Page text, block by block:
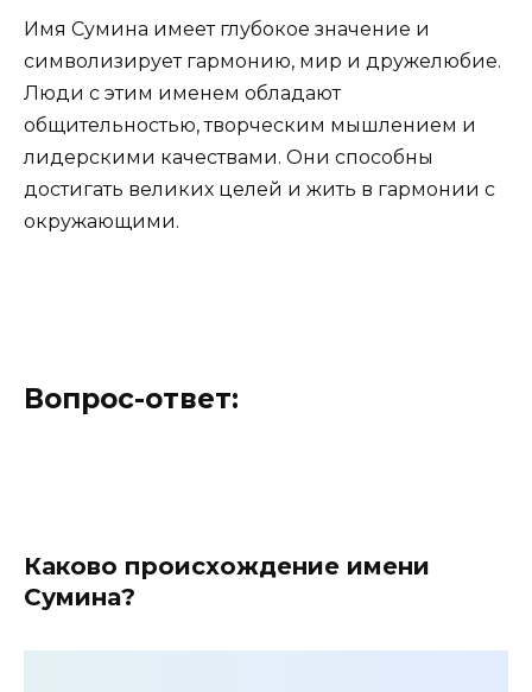
Имя Сумина имеет глубокое значение и
символизирует гармонию, мир и дружелюбие.
Люди с этим именем обладают
общительностью, творческим мышлением и
лидерскими качествами. Они способны
достигать великих целей и жить в гармонии с
окружающими.
Вопрос-ответ:
Каково происхождение имени
Сумина?